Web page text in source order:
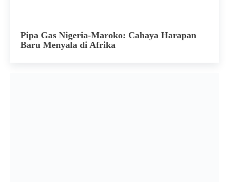
Pipa Gas Nigeria-Maroko: Cahaya Harapan
Baru Menyala di Afrika